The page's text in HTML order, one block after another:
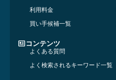
利用料金
買い手候補一覧
コンテンツ
よくある質問
よく検索されるキーワード一覧